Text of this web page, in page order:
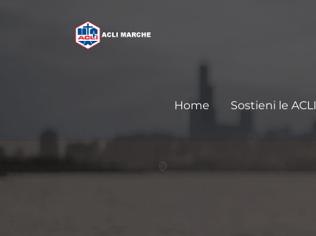
Home Sostieni le ACLI